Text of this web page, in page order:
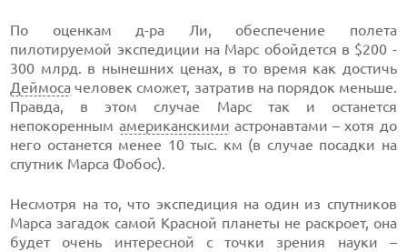
По оценкам д-ра Ли, обеспечение полета
пилотируемой экспедиции на Марс обойдется в $200 -
300 млрд. в нынешних ценах, в то время как достичь
Деймоса человек сможет, затратив на порядок меньше.
Правда, в этом случае Марс так и останется
непокоренным американскими астронавтами – хотя до
него останется менее 10 тыс. км (в случае посадки на
спутник Марса Фобос).
Несмотря на то, что экспедиция на один из спутников
Марса загадок самой Красной планеты не раскроет, она
будет очень интересной с точки зрения науки –